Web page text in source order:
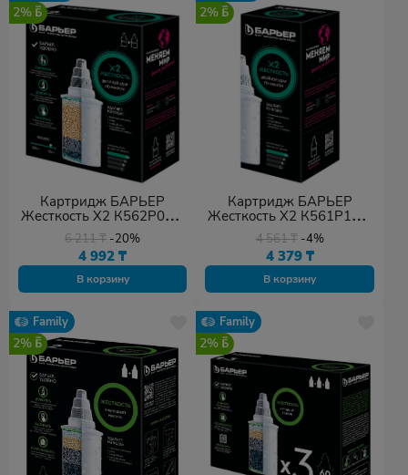
2%
Картридж БАРЬЕР
Жесткость Х2 К562Р00 2
шт
6 211₸ -20%
4 992₸
В корзину
2%
Картридж БАРЬЕР
Жесткость Х2 К561Р12 1
шт
4 561₸ -4%
4 379 ₸
В корзину
Family
2%
Family
2%